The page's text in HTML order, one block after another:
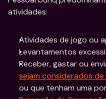
atividades:
Atividades de jogo ou
Levantamentos
Receber, gastar ou
sejam considerados
ou que tenham uma